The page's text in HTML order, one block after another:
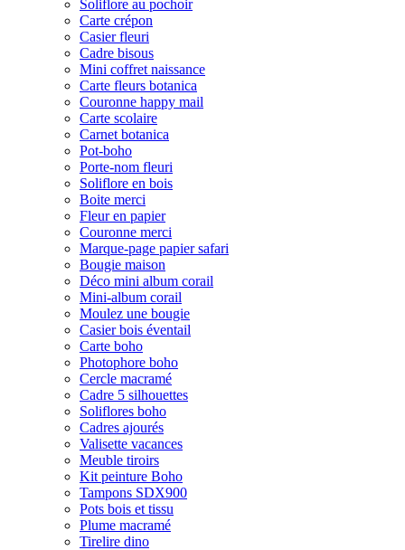
Soliflore au pochoir
Carte crépon
Casier fleuri
Cadre bisous
Mini coffret naissance
Carte fleurs botanica
Couronne happy mail
Carte scolaire
Carnet botanica
Pot-boho
Porte-nom fleuri
Soliflore en bois
Boite merci
Fleur en papier
Couronne merci
Marque-page papier safari
Bougie maison
Déco mini album corail
Mini-album corail
Moulez une bougie
Casier bois éventail
Carte boho
Photophore boho
Cercle macramé
Cadre 5 silhouettes
Soliflores boho
Cadres ajourés
Valisette vacances
Meuble tiroirs
Kit peinture Boho
Tampons SDX900
Pots bois et tissu
Plume macramé
Tirelire dino